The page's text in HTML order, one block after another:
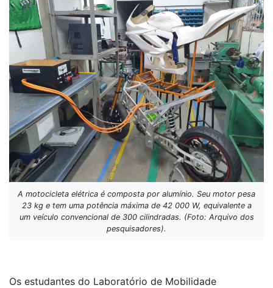
A motocicleta elétrica é composta por alumínio. Seu motor pesa
23 kg e tem uma potência máxima de 42 000 W, equivalente a
um veículo convencional de 300 cilindradas. (Foto: Arquivo dos
pesquisadores).
Os estudantes do Laboratório de Mobilidade